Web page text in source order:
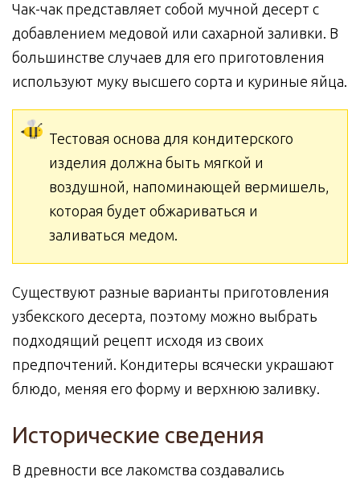
Чак-чак представляет собой мучной десерт с
добавлением медовой или сахарной заливки. В
большинстве случаев для его приготовления
используют муку высшего сорта и куриные яйца.
Тестовая основа для кондитерского
изделия должна быть мягкой и
воздушной, напоминающей вермишель,
которая будет обжариваться и
заливаться медом.
Существуют разные варианты приготовления
узбекского десерта, поэтому можно выбрать
подходящий рецепт исходя из своих
предпочтений. Кондитеры всячески украшают
блюдо, меняя его форму и верхнюю заливку.
Исторические сведения
В древности все лакомства создавались